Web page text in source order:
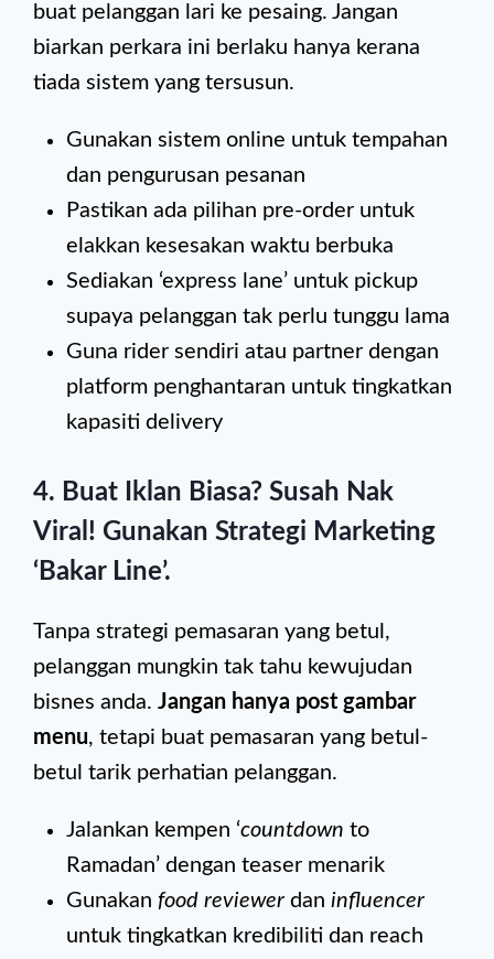
buat pelanggan lari ke pesaing. Jangan
biarkan perkara ini berlaku hanya kerana
tiada sistem yang tersusun.
Gunakan sistem online untuk tempahan
dan pengurusan pesanan
Pastikan ada pilihan pre-order untuk
elakkan kesesakan waktu berbuka
Sediakan ‘express lane’ untuk pickup
supaya pelanggan tak perlu tunggu lama
Guna rider sendiri atau partner dengan
platform penghantaran untuk tingkatkan
kapasiti delivery
4. Buat Iklan Biasa? Susah Nak
Viral! Gunakan Strategi Marketing
‘Bakar Line’.
Tanpa strategi pemasaran yang betul,
pelanggan mungkin tak tahu kewujudan
bisnes anda. Jangan hanya post gambar
menu, tetapi buat pemasaran yang betul-
betul tarik perhatian pelanggan.
Jalankan kempen ‘countdown to
Ramadan’ dengan teaser menarik
Gunakan food reviewer dan influencer
untuk tingkatkan kredibiliti dan reach